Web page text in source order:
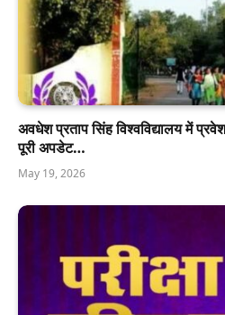
अवधेश प्रताप सिंह विश्वविद्यालय में
पूरी अपडेट…
May 19, 2026